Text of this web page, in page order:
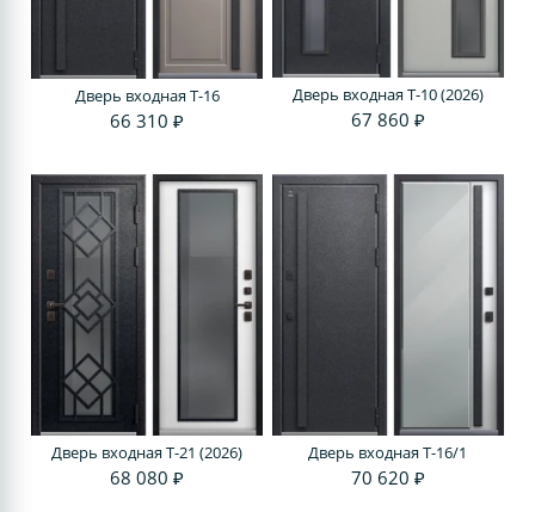
Дверь входная T-16
66 310 ₽
Дверь входная T-10 (2026)
67 860 ₽
Дверь входная T-21 (2026)
68 080 ₽
Дверь входная T-16/1
70 620 ₽